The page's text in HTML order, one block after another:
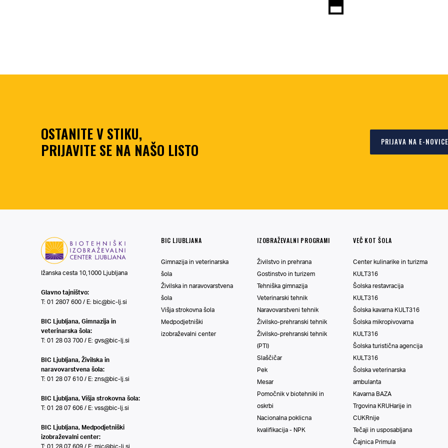
OSTANITE V STIKU,
PRIJAVITE SE NA NAŠO LISTO
PRIJAVA NA E-NOVICE
Ižanska cesta 10,1000 Ljubljana
Glavno tajništvo:
T: 01 2807 600 / E: bic@bic-lj.si
BIC Ljubljana, Gimnazija in
veterinarska šola:
T: 01 28 03 700 / E: gvs@bic-lj.si
BIC Ljubljana, Živilska in
naravovarstvena šola:
T: 01 28 07 610 / E: zns@bic-lj.si
BIC Ljubljana, Višja strokovna šola:
T: 01 28 07 606 / E: vss@bic-lj.si
BIC Ljubljana, Medpodjetniški
izobraževalni center:
T: 01 28 07 609 / E: mic@bic-lj.si
BIC LJUBLJANA
Gimnazija in veterinarska
šola
Živilska in naravovarstvena
šola
Višja strokovna šola
Medpodjetniški
izobraževalni center
IZOBRAŽEVALNI PROGRAMI
Živilstvo in prehrana
Gostinstvo in turizem
Tehniška gimnazija
Veterinarski tehnik
Naravovarstveni tehnik
Živilsko-prehranski tehnik
Živilsko-prehranski tehnik
(PTI)
Slaščičar
Pek
Mesar
Pomočnik v biotehniki in
oskrbi
Nacionalna poklicna
kvalifikacija - NPK
VEČ KOT ŠOLA
Center kulinarike in turizma
KULT316
Šolska restavracija
KULT316
Šolska kavarna KULT316
Šolska mikropivovarna
KULT316
Šolska turistična agencija
KULT316
Šolska veterinarska
ambulanta
Kavarna BAZA
Trgovina KRUHarije in
CUKRnije
Tečaji in usposabljana
Čajnica Primula